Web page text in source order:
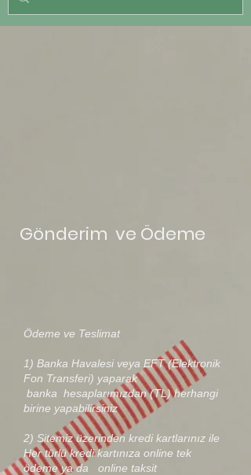
Gönderim ve Ödeme
Ödeme ve Teslimat
1) Banka Havalesi veya EFT (Elektronik
Fon Transferi) yaparak
banka hesaplarımızdan (TL) herhangi
birine yapabilirsiniz
2) Sitemiz üzerinden kredi kartlarınız ile
Her türlü kredi kartınıza online tek
ödeme ya da online taksit